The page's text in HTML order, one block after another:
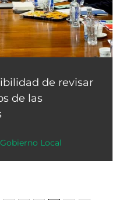
de revisar
de las
Local